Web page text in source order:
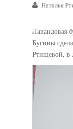
Наталья
Лавандовая
Бусины
Ртищевой, в